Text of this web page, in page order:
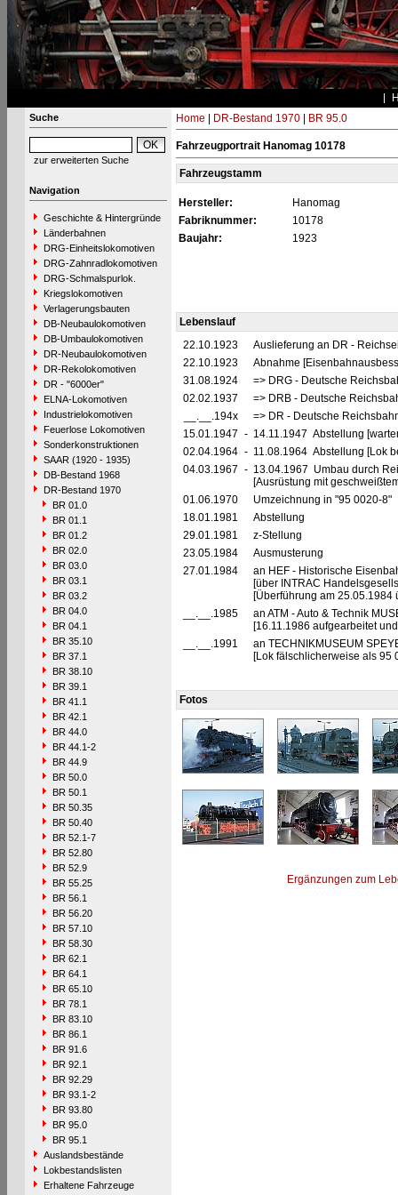
Suche
zur erweiterten Suche
Navigation
Geschichte & Hintergründe
Länderbahnen
DRG-Einheitslokomotiven
DRG-Zahnradlokomotiven
DRG-Schmalspurlok.
Kriegslokomotiven
Verlagerungsbauten
DB-Neubaulokomotiven
DB-Umbaulokomotiven
DR-Neubaulokomotiven
DR-Rekolokomotiven
DR - "6000er"
ELNA-Lokomotiven
Industrielokomotiven
Feuerlose Lokomotiven
Sonderkonstruktionen
SAAR (1920 - 1935)
DB-Bestand 1968
DR-Bestand 1970
BR 01.0
BR 01.1
BR 01.2
BR 02.0
BR 03.0
BR 03.1
BR 03.2
BR 04.0
BR 04.1
BR 35.10
BR 37.1
BR 38.10
BR 39.1
BR 41.1
BR 42.1
BR 44.0
BR 44.1-2
BR 44.9
BR 50.0
BR 50.1
BR 50.35
BR 50.40
BR 52.1-7
BR 52.80
BR 52.9
BR 55.25
BR 56.1
BR 56.20
BR 57.10
BR 58.30
BR 62.1
BR 64.1
BR 65.10
BR 78.1
BR 83.10
BR 86.1
BR 91.6
BR 92.1
BR 92.29
BR 93.1-2
BR 93.80
BR 95.0
BR 95.1
Auslandsbestände
Lokbestandslisten
Erhaltene Fahrzeuge
Home DR-Bestand 1970| BR 95.0
Fahrzeugportrait Hanomag 10178
Fahrzeugstamm
Hersteller:
Hanomag
Fabriknummer:
10178
Baujahr:
1923
Lebenslauf
22.10.1923
Auslieferung an DR -
22.10.1923
Abnahme
31.08.1924
=> DRG - Deutsche
02.02.1937
=> DRB - Deutsche
__.__.194x
=> DR - Deutsche
15.01.1947 - 14.11.1947 Abstellung
02.04.1964 - 11.08.1964 Abstellung [Lok
04.03.1967 - 13.04.1967 Umbau durch
[Ausrüstung mit
01.06.1970
Umzeichnung in "95 0020-8"
18.01.1981
Abstellung
29.01.1981
z-Stellung
23.05.1984
Ausmusterung
27.01.1984
an HEF - Historische
[über INTRAC
[Überführung am 25.05.1984
__.__.1985
an ATM - Auto & Technik
[16.11.1986 aufgearbeitet
__.__.1991
an TECHNIKMUSEUM
[Lok fälschlicherweise als 95
Fotos
Ergänzungen zum